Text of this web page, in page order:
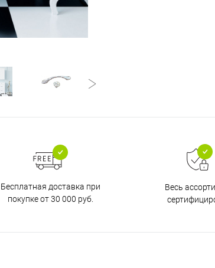
Бесплатная доставка при
покупке от 30 000 руб.
Весь